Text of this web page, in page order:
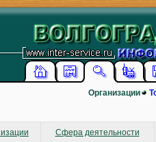
Организации
Сфера деятельности